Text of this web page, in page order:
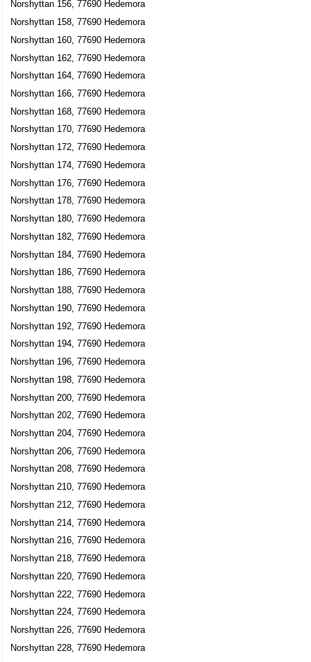
Norshyttan 156, 77690 Hedemora
Norshyttan 158, 77690 Hedemora
Norshyttan 160, 77690 Hedemora
Norshyttan 162, 77690 Hedemora
Norshyttan 164, 77690 Hedemora
Norshyttan 166, 77690 Hedemora
Norshyttan 168, 77690 Hedemora
Norshyttan 170, 77690 Hedemora
Norshyttan 172, 77690 Hedemora
Norshyttan 174, 77690 Hedemora
Norshyttan 176, 77690 Hedemora
Norshyttan 178, 77690 Hedemora
Norshyttan 180, 77690 Hedemora
Norshyttan 182, 77690 Hedemora
Norshyttan 184, 77690 Hedemora
Norshyttan 186, 77690 Hedemora
Norshyttan 188, 77690 Hedemora
Norshyttan 190, 77690 Hedemora
Norshyttan 192, 77690 Hedemora
Norshyttan 194, 77690 Hedemora
Norshyttan 196, 77690 Hedemora
Norshyttan 198, 77690 Hedemora
Norshyttan 200, 77690 Hedemora
Norshyttan 202, 77690 Hedemora
Norshyttan 204, 77690 Hedemora
Norshyttan 206, 77690 Hedemora
Norshyttan 208, 77690 Hedemora
Norshyttan 210, 77690 Hedemora
Norshyttan 212, 77690 Hedemora
Norshyttan 214, 77690 Hedemora
Norshyttan 216, 77690 Hedemora
Norshyttan 218, 77690 Hedemora
Norshyttan 220, 77690 Hedemora
Norshyttan 222, 77690 Hedemora
Norshyttan 224, 77690 Hedemora
Norshyttan 226, 77690 Hedemora
Norshyttan 228, 77690 Hedemora